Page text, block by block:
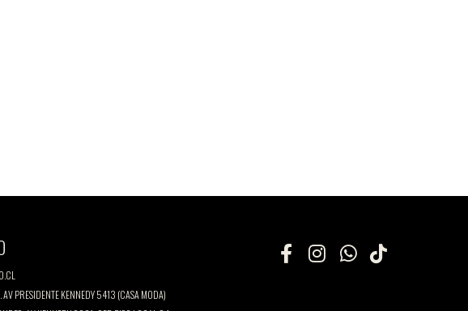
AV PRESIDENTE KENNEDY 5413 (CASA MODA)